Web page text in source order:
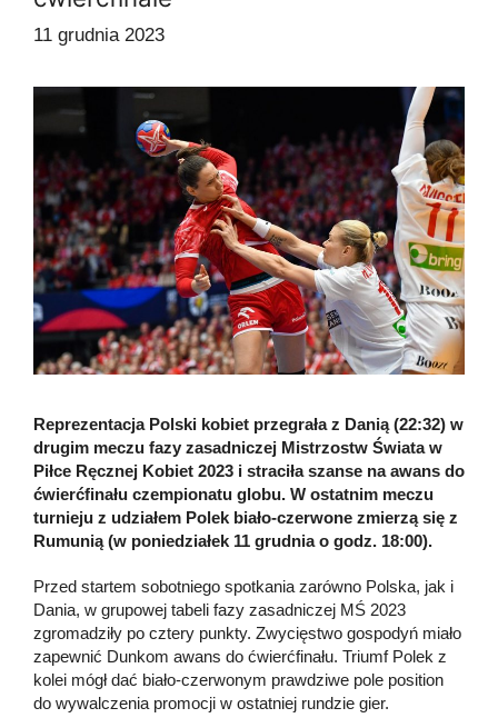
11 grudnia 2023
Reprezentacja Polski kobiet przegrała z Danią (22:32) w
drugim meczu fazy zasadniczej Mistrzostw Świata w
Piłce Ręcznej Kobiet 2023 i straciła szanse na awans do
ćwierćfinału czempionatu globu. W ostatnim meczu
turnieju z udziałem Polek biało-czerwone zmierzą się z
Rumunią (w poniedziałek 11 grudnia o godz. 18:00).
Przed startem sobotniego spotkania zarówno Polska, jak i
Dania, w grupowej tabeli fazy zasadniczej MŚ 2023
zgromadziły po cztery punkty. Zwycięstwo gospodyń miało
zapewnić Dunkom awans do ćwierćfinału. Triumf Polek z
kolei mógł dać biało-czerwonym prawdziwe pole position
do wywalczenia promocji w ostatniej rundzie gier.